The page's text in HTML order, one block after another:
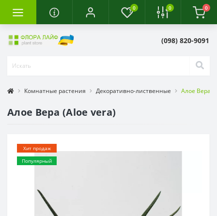
0 0 0
(098) 820-9091
Комнатные растения Декоративно-лиственные Алое Вера
Алое Вера (Aloe vera)
Хит продаж
Популярный